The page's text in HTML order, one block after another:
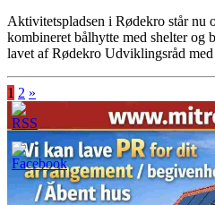
Aktivitetspladsen i Rødekro står nu
kombineret bålhytte med shelter og
lavet af Rødekro Udviklingsråd
1 2 »